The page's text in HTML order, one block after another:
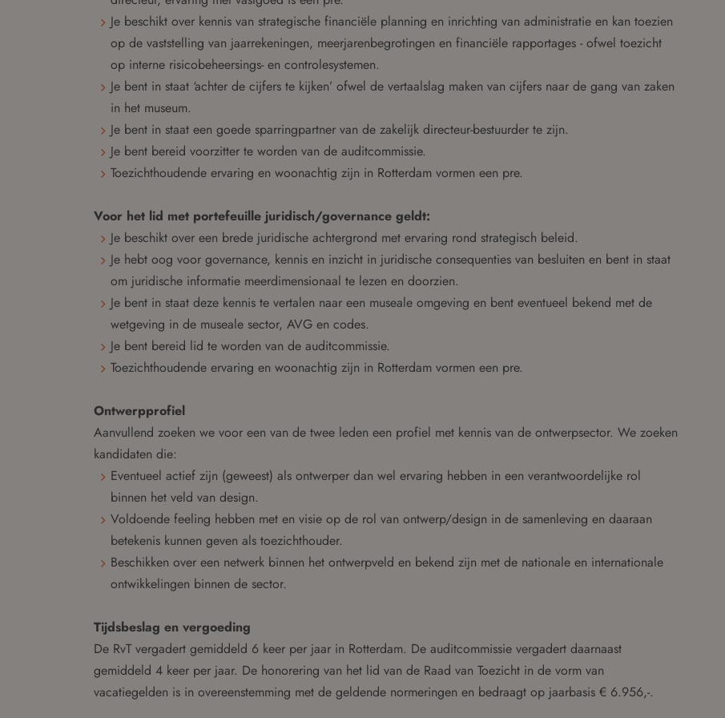
Je beschikt over kennis van strategische financiële planning en inrichting van administratie en kan toezien
op de vaststelling van jaarrekeningen, meerjarenbegrotingen en financiële rapportages - ofwel toezicht
op interne risicobeheersings- en controlesystemen.
Je bent in staat ‘achter de cijfers te kijken’ ofwel de vertaalslag maken van cijfers naar de gang van zaken
in het museum.
Je bent in staat een goede sparringpartner van de zakelijk directeur-bestuurder te zijn.
Je bent bereid voorzitter te worden van de auditcommissie.
Toezichthoudende ervaring en woonachtig zijn in Rotterdam vormen een pre.
Voor het lid met portefeuille juridisch/governance geldt:
Je beschikt over een brede juridische achtergrond met ervaring rond strategisch beleid.
Je hebt oog voor governance, kennis en inzicht in juridische consequenties van besluiten en bent in staat
om juridische informatie meerdimensionaal te lezen en doorzien.
Je bent in staat deze kennis te vertalen naar een museale omgeving en bent eventueel bekend met de
wetgeving in de museale sector, AVG en codes.
Je bent bereid lid te worden van de auditcommissie.
Toezichthoudende ervaring en woonachtig zijn in Rotterdam vormen een pre.
Ontwerpprofiel
Aanvullend zoeken we voor een van de twee leden een profiel met kennis van de ontwerpsector. We zoeken
kandidaten die:
Eventueel actief zijn (geweest) als ontwerper dan wel ervaring hebben in een verantwoordelijke rol
binnen het veld van design.
Voldoende feeling hebben met en visie op de rol van ontwerp/design in de samenleving en daaraan
betekenis kunnen geven als toezichthouder.
Beschikken over een netwerk binnen het ontwerpveld en bekend zijn met de nationale en internationale
ontwikkelingen binnen de sector.
Tijdsbeslag en vergoeding
De RvT vergadert gemiddeld 6 keer per jaar in Rotterdam. De auditcommissie vergadert daarnaast
gemiddeld 4 keer per jaar. De honorering van het lid van de Raad van Toezicht in de vorm van
vacatiegelden is in overeenstemming met de geldende normeringen en bedraagt op jaarbasis € 6.956,-.